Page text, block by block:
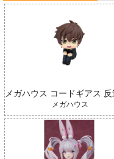
メガハウス